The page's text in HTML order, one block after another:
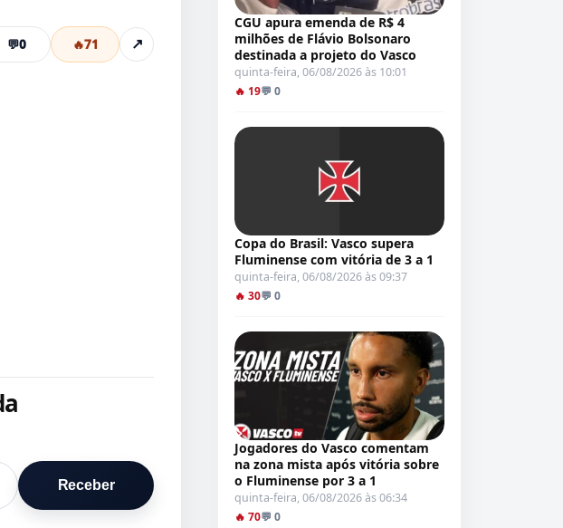
💬0 🔥71 ↗
Receber
CGU apura emenda de R$ 4
milhões de Flávio Bolsonaro
destinada a projeto do Vasco
quinta-feira, 06/08/2026 às 10:01
🔥 19💬 0
Copa do Brasil: Vasco supera
Fluminense com vitória de 3 a 1
quinta-feira, 06/08/2026 às 09:37
🔥 30💬 0
Jogadores do Vasco comentam
na zona mista após vitória sobre
o Fluminense por 3 a 1
quinta-feira, 06/08/2026 às 06:34
🔥 70💬 0